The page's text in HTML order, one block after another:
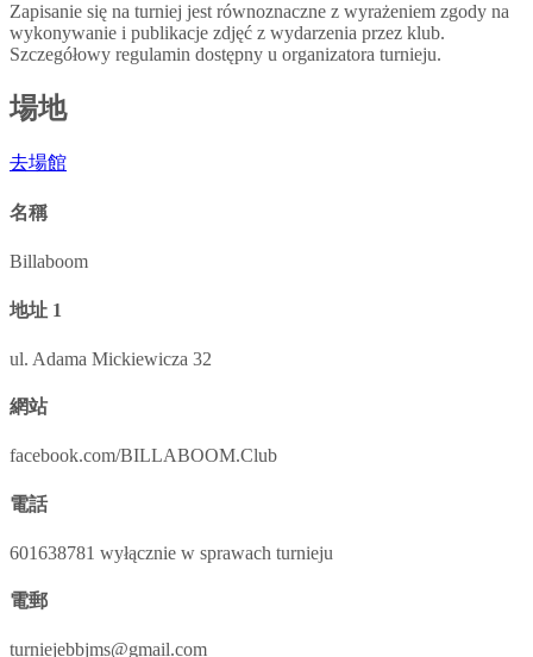
Zapisanie się na turniej jest równoznaczne z wyrażeniem zgody na
wykonywanie i publikacje zdjęć z wydarzenia przez klub.
Szczegółowy regulamin dostępny u organizatora turnieju.
場地
去場館
名稱
Billaboom
地址 1
ul. Adama Mickiewicza 32
網站
facebook.com/BILLABOOM.Club
電話
601638781 wyłącznie w sprawach turnieju
電郵
turniejebbjms@gmail.com